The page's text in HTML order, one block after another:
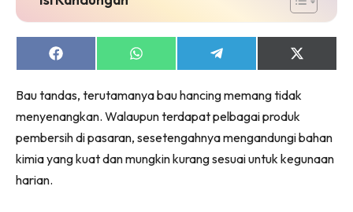
Ruang Makan
Menarik Lagi
Casa Impiana
Impiana Makeover
Makeover Ruang Selebriti
Destinasi
Hotel
Share
on
Share
on
Share
on
Share
on
(Twitter)
Bau tandas, terutamanya bau hancing memang tidak
menyenangkan. Walaupun terdapat pelbagai produk
pembersih di pasaran, sesetengahnya mengandungi bahan
kimia yang kuat dan mungkin kurang sesuai untuk kegunaan
harian.